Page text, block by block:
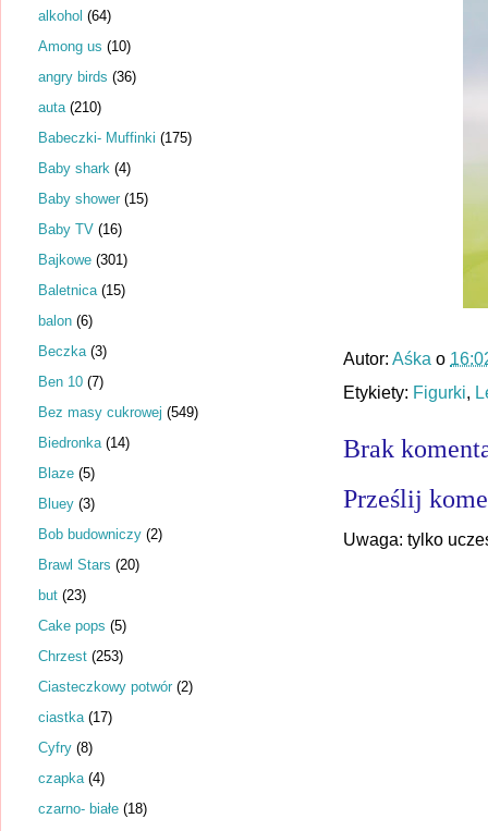
Autor: Aśka o
Etykiety: Figurki,
Brak
Prześlij
Uwaga: tylko
alkohol (64)
Among us (10)
angry birds (36)
auta (210)
Babeczki- Muffinki (175)
Baby shark (4)
Baby shower (15)
Baby TV (16)
Bajkowe (301)
Baletnica (15)
balon (6)
Beczka (3)
Ben 10 (7)
Bez masy cukrowej (549)
Biedronka (14)
Blaze (5)
Bluey (3)
Bob budowniczy (2)
Brawl Stars (20)
but (23)
Cake pops (5)
Chrzest (253)
Ciasteczkowy potwór (2)
ciastka (17)
Cyfry (8)
czapka (4)
czarno- białe (18)